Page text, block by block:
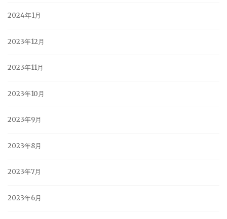
2024年1月
2023年12月
2023年11月
2023年10月
2023年9月
2023年8月
2023年7月
2023年6月